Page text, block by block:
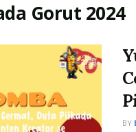
Gorut 2024
BY